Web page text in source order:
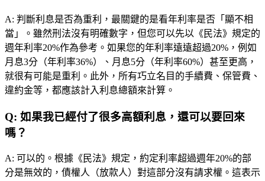
A: 判斷利息是否為重利，最關鍵的是看年利率是否「顯不相
當」。雖然刑法沒有明確數字，但您可以先以《民法》規定的
週年利率20%作為參考。如果您的年利率遠遠超過20%，例如
月息3分（年利率36%）、月息5分（年利率60%）甚至更高，
就很有可能是重利。此外，所有巧立名目的手續費、保管費、
違約金等，都應該計入利息總額來計算。
Q: 如果我已經付了很多高額利息，還可以要回來
嗎？
A: 可以的。根據《民法》規定，約定利率超過週年20%的部
分是無效的，債權人（放款人）對這部分沒有請求權。這表示